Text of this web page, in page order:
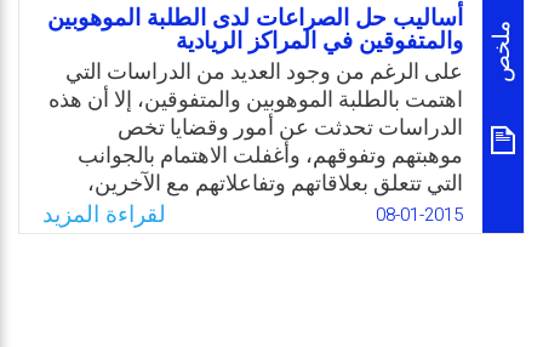
ملخص
أساليب حل الصراعات لدى الطلبة الموهوبين
والمتفوقين في المراكز الريادية
على الرغم من وجود العديد من الدراسات التي
اهتمت بالطلبة الموهوبين والمتفوقين، إلا أن هذه
الدراسات تحدثت عن أمور وقضايا تخص
موهبتهم وتفوقهم، وأغفلت الاهتمام بالجوانب
التي تتعلق بعلاقاتهم وتفاعلاتهم مع الآخرين،
وكيفية تصرفهم إزاء ما يواجهونه من نزاعات
وصراعات مع لآخرين، لذا جاءت هذه الدراسة من
08-01-2015 لقراءة المزيد